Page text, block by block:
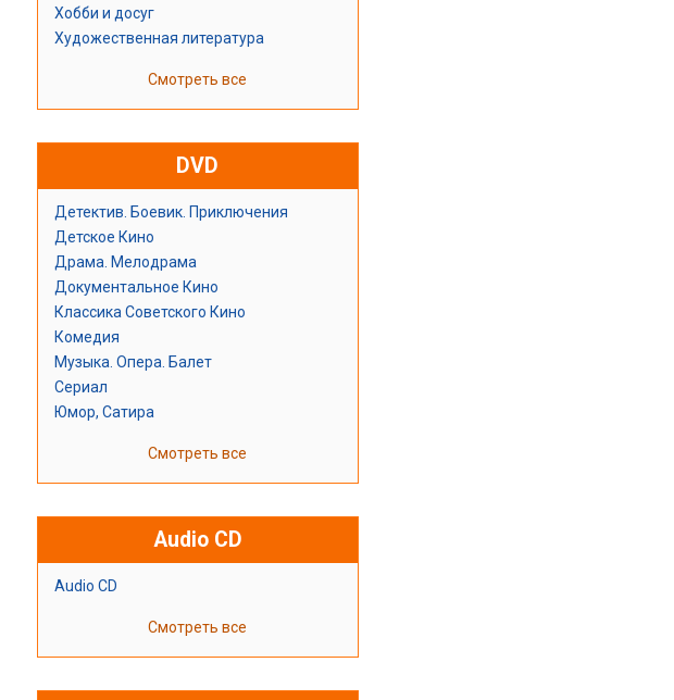
Хобби и досуг
Художественная литература
Смотреть все
DVD
Детектив. Боевик. Приключения
Детское Кино
Драма. Мелодрама
Документальное Кино
Классика Советского Кино
Комедия
Музыка. Опера. Балет
Сериал
Юмор, Сатира
Смотреть все
Audio CD
Audio CD
Смотреть все